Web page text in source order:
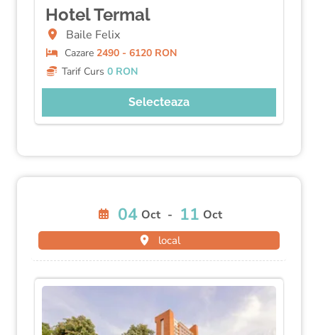
Hotel Termal
Baile Felix
Cazare 2490 - 6120 RON
Tarif Curs 0 RON
Selecteaza
04 Oct - 11 Oct
local